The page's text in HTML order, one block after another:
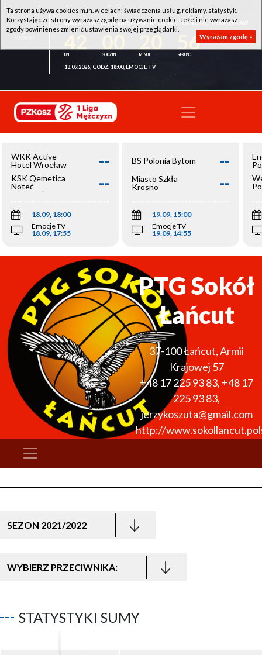
WKK ACTIVE HOTEL WROCŁAW - KSK QEMETICA NOTEĆ INOWROCŁAW
56
18.09.2026, GODZ. 18:00, EMOCJE TV
WKK Active
Hotel Wrocław
--
KSK Qemetica
Noteć
Inowrocław
--
18.09, 18:00
Emocje TV
18.09, 17:55
BS Polonia Bytom --
Miasto Szkła
Krosno
--
19.09, 15:00
Emocje TV
19.09, 14:55
PTG Sokół
Łańcut
37-100Łańcut,Armii
Krajowej 57
+48 17 225 93 83, +48 17
225 93 83,
jerzykoszuta@gmail.com
http://
SEZON 2021/2022
WYBIERZ PRZECIWNIKA:
STATYSTYKI SUMY
Ta strona używa cookies m.in. w celach: świadczenia usług, reklamy, statystyk.
Korzystając ze strony wyrażasz zgodę na używanie cookie. Jeżeli nie wyrażasz
zgody powinieneś zmienić ustawienia swojej przeglądarki.
Wyrażam zgodę »